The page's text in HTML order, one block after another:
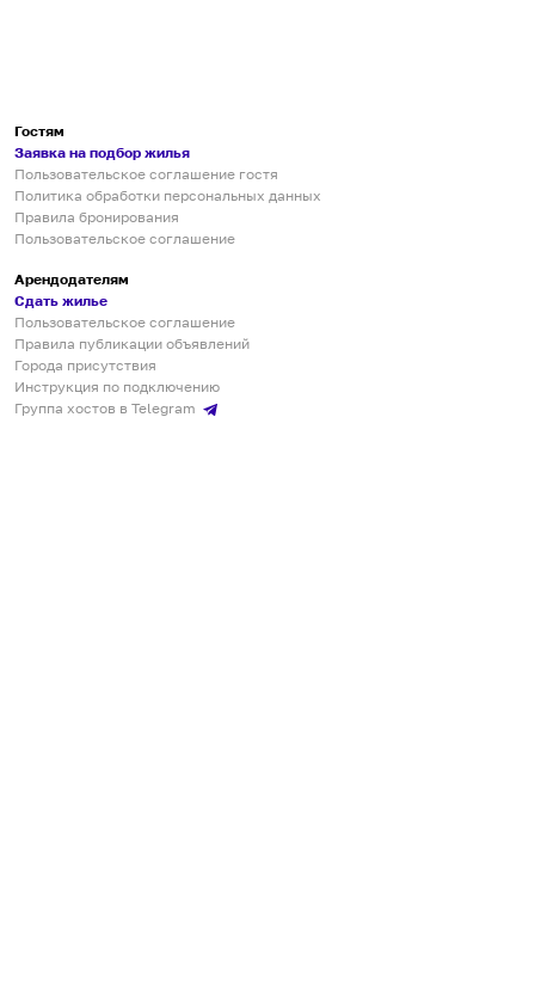
Гостям
Заявка на подбор жилья
Пользовательское соглашение гостя
Политика обработки персональных данных
Правила бронирования
Пользовательское соглашение
Арендодателям
Сдать жилье
Пользовательское соглашение
Правила публикации объявлений
Города присутствия
Инструкция по подключению
Группа хостов в Telegram